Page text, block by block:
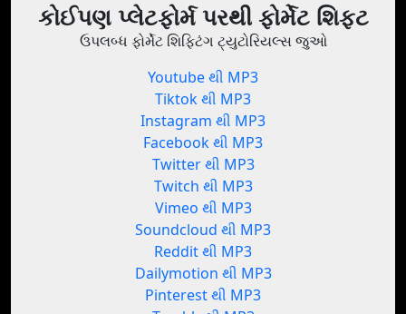
કોઈપણ પ્લેટફોર્મ પરથી ફોર્મેટ શિફ્ટ
ઉપલબ્ધ ફોર્મેટ શિફ્ટિંગ ટ્યુટોરિયલ્સ જુઓ
Youtube થી MP3
Tiktok થી MP3
Instagram થી MP3
Facebook થી MP3
Twitter થી MP3
Twitch થી MP3
Vimeo થી MP3
Soundcloud થી MP3
Reddit થી MP3
Dailymotion થી MP3
Pinterest થી MP3